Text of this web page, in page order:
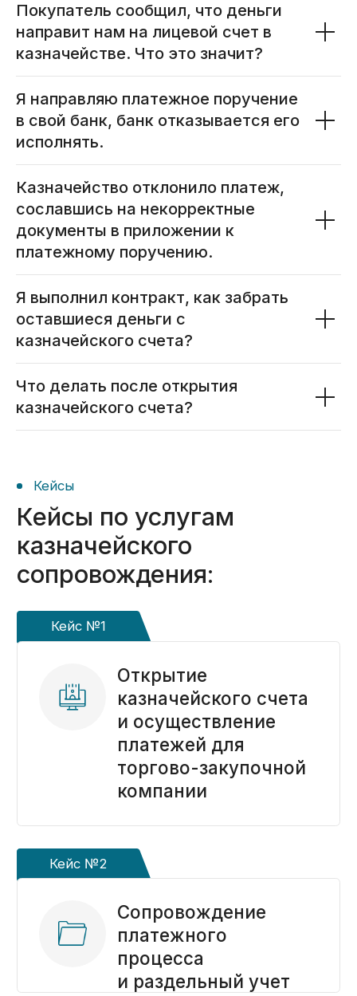
Покупатель сообщил, что деньги
направит нам на лицевой счет в
казначействе. Что это значит?
Я направляю платежное поручение
в свой банк, банк отказывается его
исполнять.
Казначейство отклонило платеж,
сославшись на некорректные
документы в приложении к
платежному поручению.
Я выполнил контракт, как забрать
оставшиеся деньги с
казначейского счета?
Что делать после открытия
казначейского счета?